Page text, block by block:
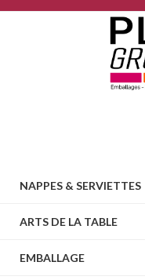
NAPPES & SERVIETTES
ARTS DE LA TABLE
EMBALLAGE